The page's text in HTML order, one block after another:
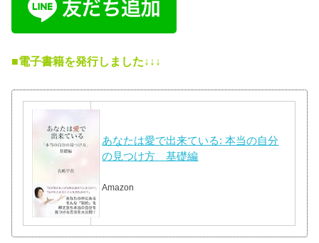
■電子書籍を発行しました↓↓↓
あなたは愛で出来ている: 本当の自分
の見つけ方 基礎編
Amazon